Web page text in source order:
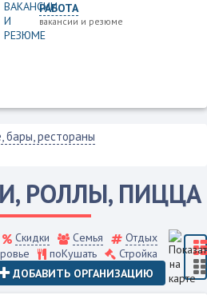
РАБОТА
вакансии и резюме
бары, рестораны
РОЛЛЫ, ПИЦЦА
Скидки Семья
Отдых
поКушать
Стройка
ДОБАВИТЬ ОРГАНИЗАЦИЮ